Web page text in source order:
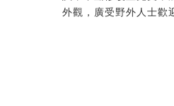
外觀，廣受野外人士歡